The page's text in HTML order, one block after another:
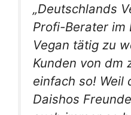
„Deutschlands
Profi-Berater im
Vegan tätig zu
Kunden von dm
einfach so! Weil
Daishos